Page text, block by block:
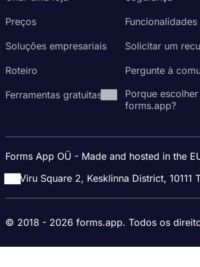
Preços
Soluções empresariais
Roteiro
Ferramentas gratuitas
Funcionalidades
Solicitar um
Pergunte à
Porque
forms.app?
Forms App OÜ - Made and hosted in the
Viru Square 2, Kesklinna District, 10111
© 2018 - 2026 forms.app. Todos os